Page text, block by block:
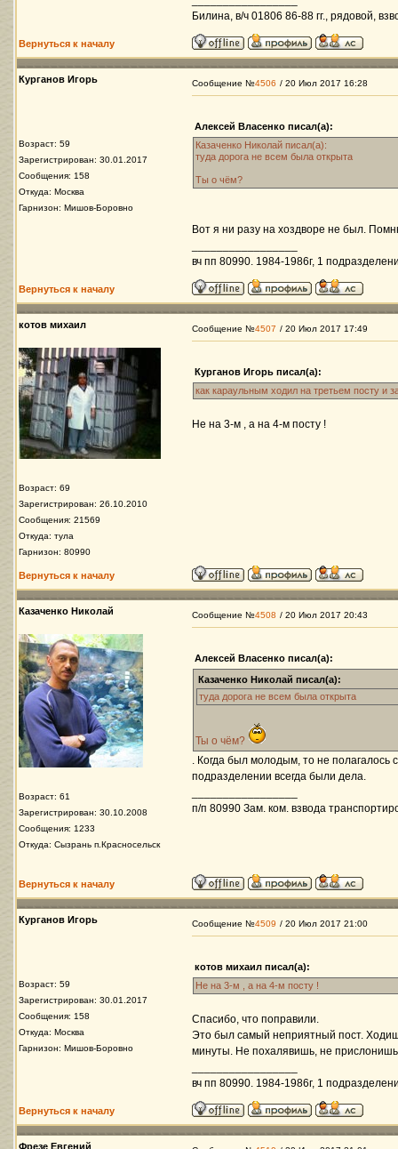
Билина, в/ч 01806 86-88 гг., рядовой,
Вернуться к началу
Курганов Игорь
Возраст: 59
Зарегистрирован: 30.01.2017
Сообщения: 158
Откуда: Москва
Гарнизон: Мишов-Боровно
Сообщение №4506 / 20 Июл 2017 16:28
Алексей Власенко писал(а):
Казаченко Николай писал(а):
туда дорога не всем была открыта
Ты о чём?
Вот я ни разу на хоздворе не был.
вч пп 80990. 1984-1986г, 1
Вернуться к началу
котов михаил
Возраст: 69
Зарегистрирован: 26.10.2010
Сообщения: 21569
Откуда: тула
Гарнизон: 80990
Сообщение №4507 / 20 Июл 2017 17:49
Курганов Игорь писал(а):
как караульным ходил на третьем посту и
Не на 3-м , а на 4-м посту !
Вернуться к началу
Казаченко Николай
Возраст: 61
Зарегистрирован: 30.10.2008
Сообщения: 1233
Откуда: Сызрань п.Красносельск
Сообщение №4508 / 20 Июл 2017 20:43
Алексей Власенко писал(а):
Казаченко Николай писал(а):
туда дорога не всем была открыта
Ты о чём?
. Когда был молодым, то не полагалось
подразделении всегда были дела.
п/п 80990 Зам. ком. взвода
Вернуться к началу
Курганов Игорь
Возраст: 59
Зарегистрирован: 30.01.2017
Сообщения: 158
Откуда: Москва
Гарнизон: Мишов-Боровно
Сообщение №4509 / 20 Июл 2017 21:00
котов михаил писал(а):
Не на 3-м , а на 4-м посту !
Спасибо, что поправили.
Это был самый неприятный пост.
минуты. Не похалявишь, не
вч пп 80990. 1984-1986г, 1
Вернуться к началу
Фрезе Евгений